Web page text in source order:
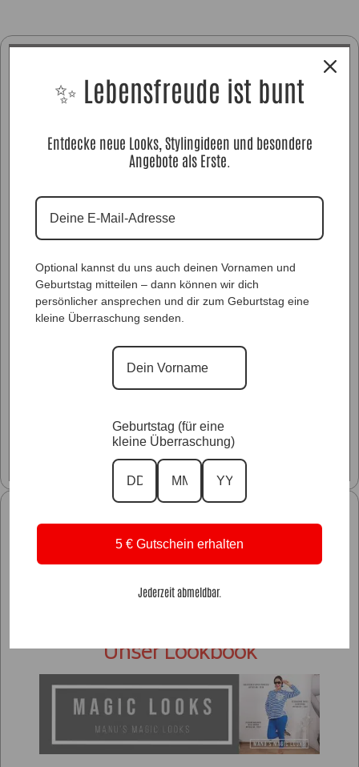
Glitzer Styles
Unsere Kollektionen
Unser Lookbook
✨ Lebensfreude ist bunt
Entdecke neue Looks, Stylingideen und besondere
Angebote als Erste.
Optional kannst du uns auch deinen Vornamen und
Geburtstag mitteilen – dann können wir dich
persönlicher ansprechen und dir zum Geburtstag eine
kleine Überraschung senden.
Geburtstag (für eine
kleine Überraschung)
5 € Gutschein erhalten
Jederzeit abmeldbar.